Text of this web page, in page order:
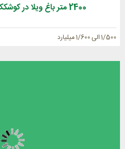
2400 متر باغ ویلا در کوشکک شهریار (خوشنام)
1/500 الی 1/600 میلیارد